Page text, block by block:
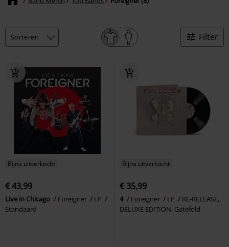
Filter
Bijna uitverkocht
€ 43,99
Live in Chicago Foreigner
LP
Standaard
Bijna uitverkocht
€ 35,99
4 Foreigner LP
RE-RELEASE,
DELUXE EDITION, Gatefold